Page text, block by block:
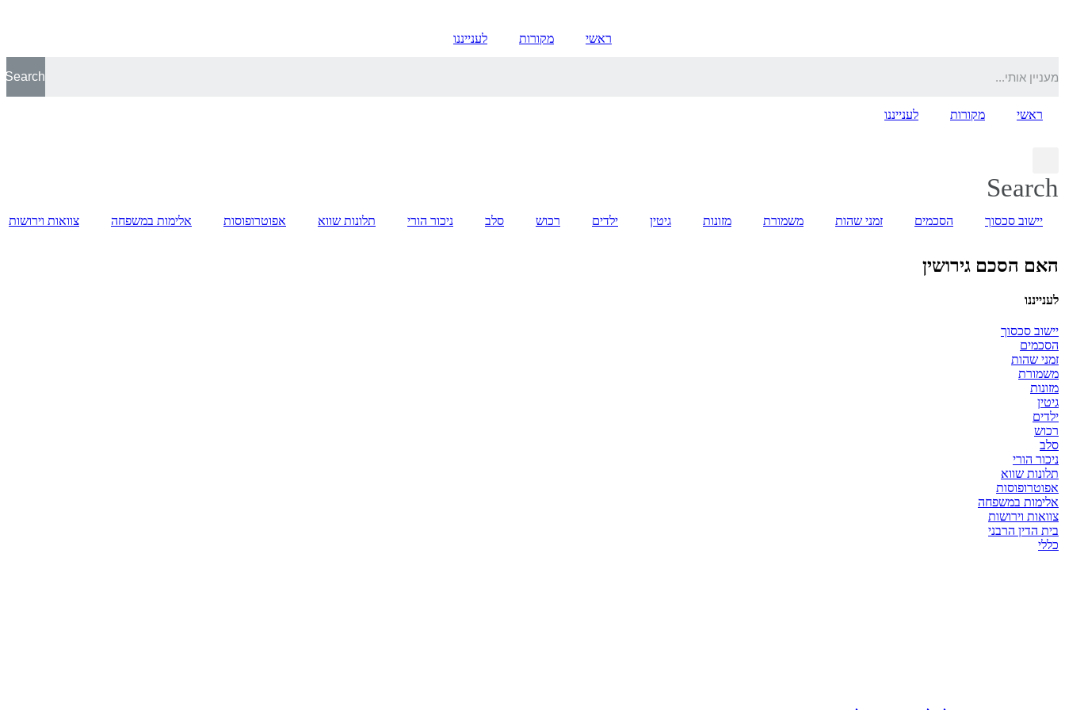
ראשי
מקורות לענייננו
Search
ראשי מקורות לענייננו
Search
יישוב סכסוך הסכמים זמני שהות משמורת מזונות גיטין ילדים רכוש סלב ניכור הורי תלונות שווא אפוטרופוסות אלימות במשפחה צוואות וירושות
האם הסכם גירושין
לענייננו
יישוב סכסוך
הסכמים
זמני שהות
משמורת
מזונות
גיטין
ילדים
רכוש
סלב
ניכור הורי
תלונות שווא
אפוטרופוסות
אלימות במשפחה
צוואות וירושות
בית הדין הרבני
כללי